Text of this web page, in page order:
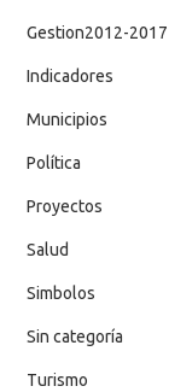
Gestion2012-2017
Indicadores
Municipios
Política
Proyectos
Salud
Simbolos
Sin categoría
Turismo